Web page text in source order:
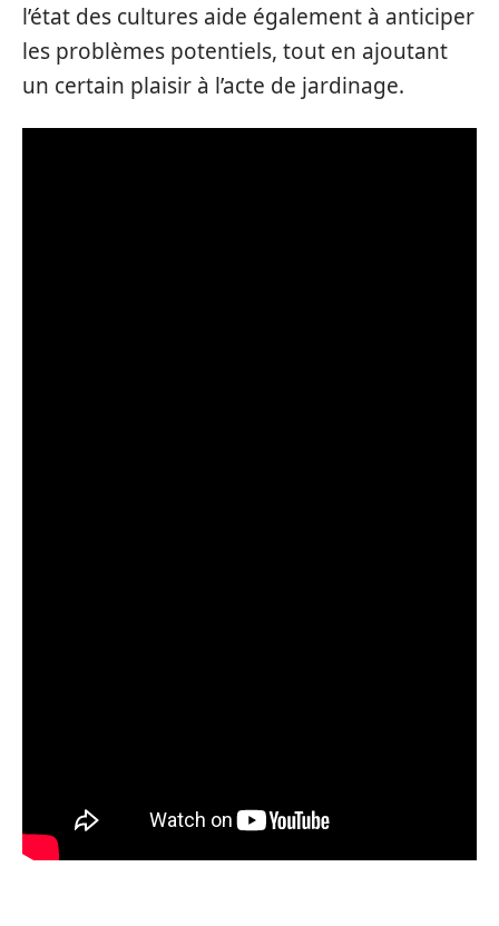
l’état des cultures aide également à anticiper
les problèmes potentiels, tout en ajoutant
un certain plaisir à l’acte de jardinage.